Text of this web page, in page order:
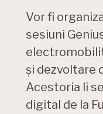
Vor fi
sesiuni
şi dezvoltare
Acestoria li
digital de la